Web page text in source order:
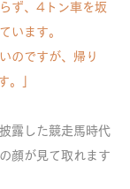
ず、4トン車を坂
います。
のですが、帰り
。」
露した競走馬時代
顔が見て取れます